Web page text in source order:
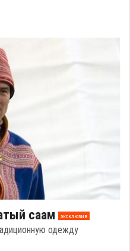
саам эксклюзив
одежду